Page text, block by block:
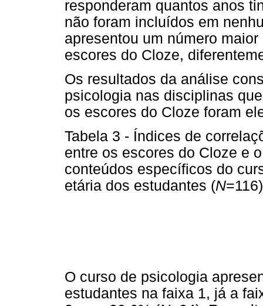
responderam quantos anos
não foram incluídos em
apresentou um número
escores do Cloze,
Os resultados da análise
psicologia nas disciplinas
os escores do Cloze foram
Tabela 3 - Índices de
entre os escores do Cloze e
conteúdos específicos do
etária dos estudantes (N
O curso de psicologia
estudantes na faixa 1, já a